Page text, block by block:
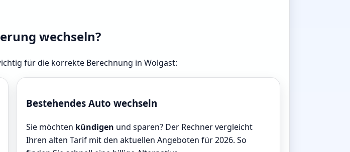
wechseln?
für die korrekte Berechnung in Wolgast:
Bestehendes Auto wechseln
Sie möchten kündigen und sparen? Der Rechner vergleicht
Ihren alten Tarif mit den aktuellen Angeboten für 2026. So